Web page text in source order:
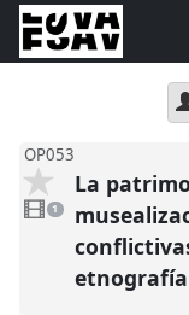
OP053
video
present
1
La
etnografía